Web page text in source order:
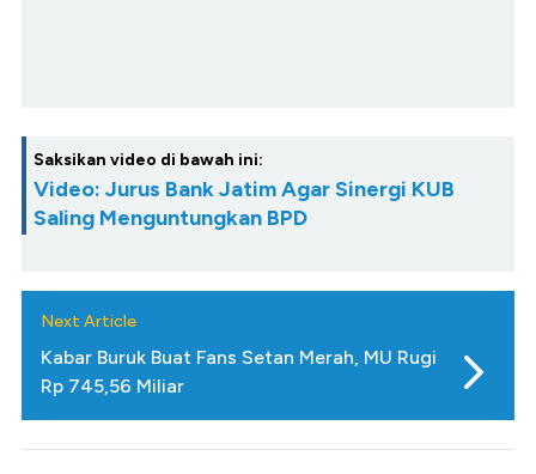
Saksikan video di bawah ini:
Video: Jurus Bank Jatim Agar Sinergi KUB
Saling Menguntungkan BPD
Next Article
Kabar Buruk Buat Fans Setan Merah, MU Rugi
Rp 745,56 Miliar